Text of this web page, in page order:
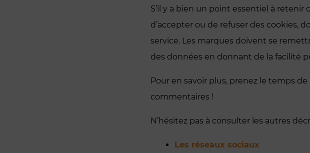
S’il y a bien un point essentiel à retenir
d’accepter ou de refuser des cookies,
service. Les marques doivent se
des données en donnant de la facilité
Pour en savoir plus, prenez le temps
commentaires !
N’hésitez pas à consulter les autres
Les réseaux sociaux